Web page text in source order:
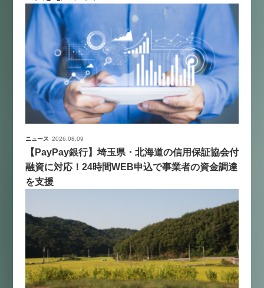
ニュース 2026.08.09
【PayPay銀行】埼玉県・北海道の信用保証協会付
融資に対応！24時間WEB申込で事業者の資金調達
を支援